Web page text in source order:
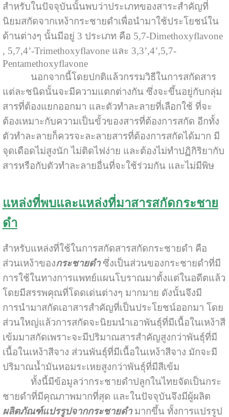
สำหรับในปัจจุบันนั้นพบว่าประเภทของสาระสำคัญที่
นิยมสกัดจากเหง้ากระชายดำเพื่อนำมาใช้ประโยชน์ใน
ด้านต่างๆ นั้นมีอยู่ 3 ประเภท คือ 5,7-Dimethoxyflavone
, 5,7,4’-Trimethoxyflavone และ 3,3’,4’,5,7-
Pentamethoxyflavone
นอกจากนี้โดยปกติแล้วกรรมวิธีในการสกัดสาร
แต่ละชนิดนั้นจะมีความแตกต่างกัน ซึ่งจะขึ้นอยู่กับกลุ่ม
สารที่ต้องแยกออกมา และตัวทำละลายที่เลือกใช้ ที่จะ
ต้องเหมาะกับความเป็นขั้วของสารที่ต้องการสกัด อีกทั้ง
ตัวทำละลายก็ควรจะละลายสารที่ต้องการสกัดได้มาก มี
จุดเดือดไม่สูงนัก ไม่ติดไฟง่าย และต้องไม่ทำปฏิกิริยากับ
สารหรือกับตัวทำละลายอื่นที่จะใช้ร่วมกัน และไม่มีพิษ
แหล่งที่พบและแหล่งที่มาสารสกัดกระชาย
ดำ
สำหรับแหล่งที่ใช้ในการสกัดสารสกัดกระชายดำ คือ
ส่วนเหง้าของกระชายดำซึ่งเป็นส่วนของกระชายดำที่มี
การใช้ในทางการแพทย์แผนโบราณมาตั้งแต่ในอดีตแล้ว
โดยมีสรรพคุณที่โดดเด่นต่างๆ มากมาย ดังนั้นจึงมี
การนำมาสกัดเอาสารสำคัญที่เป็นประโยชน์ออกมา โดย
ส่วนใหญ่แล้วการสกัดจะนิยมนำเอาพันธุ์ที่มีเนื้อในเหง้าสี
เข้มมาสกัดเพราะจะมีปริมาณสารสำคัญสูงกว่าพันธุ์ที่มี
เนื้อในเหง้าสีจาง ส่วนพันธุ์ที่มีเนื้อในเหง้าสีจาง มักจะมี
ปริมาณน้ำมันหอมระเหยสูงกว่าพันธุ์ที่มีสีเข้ม
ทั้งนี้มีข้อมูลว่ากระชายดำปลูกในไทยจัดเป็นกระ
ชายดำที่มีคุณภาพมากที่สุด และในปัจจุบันจึงมีผู้ผลิต
ผลิตภัณฑ์แปรรูปจากกระชายดำ มากขึ้น ทั้งการแปรรูป